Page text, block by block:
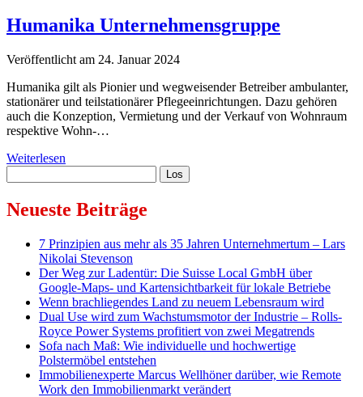
Humanika Unternehmensgruppe
Veröffentlicht am 24. Januar 2024
Humanika gilt als Pionier und wegweisender Betreiber ambulanter,
stationärer und teilstationärer Pflegeeinrichtungen. Dazu gehören
auch die Konzeption, Vermietung und der Verkauf von Wohnraum
respektive Wohn-…
Weiterlesen
Unternehmensgruppe
Neueste Beiträge
7 Prinzipien aus mehr als 35 Jahren Unternehmertum – Lars
Nikolai Stevenson
Der Weg zur Ladentür: Die Suisse Local GmbH über
Google-Maps- und Kartensichtbarkeit für lokale Betriebe
Wenn brachliegendes Land zu neuem Lebensraum wird
Dual Use wird zum Wachstumsmotor der Industrie – Rolls-
Royce Power Systems profitiert von zwei Megatrends
Sofa nach Maß: Wie individuelle und hochwertige
Polstermöbel entstehen
Immobilienexperte Marcus Wellhöner darüber, wie Remote
Work den Immobilienmarkt verändert